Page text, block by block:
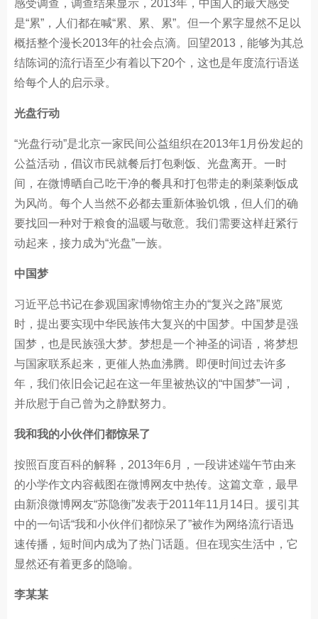
感受调查，调查结果显示，2013年，中国人的最大感受
是“累”，人们都在喊“累、累、累”。但一个累字显然不足以
概括整个漫长2013年的社会点滴。回望2013，能够为其总
结陈词的流行语至少有着以下20个，这也是年度流行语送
给每个人的启示录。
光盘行动
“光盘行动”是北京一家民间公益组织在2013年1月份发起的
公益活动，倡议市民就餐后打包剩饭、光盘离开。一时
间，在微博晒自己吃干净的餐具和打包带走的剩菜剩饭成
为风尚。每个人当然不必都去重新体验饥饿，但人们的确
要找回一种对于粮食的温暖与敬意。我们需要这样赶紧行
动起来，接力成为“光盘”一族。
中国梦
习近平总书记在参观国家博物馆主办的“复兴之路”展览
时，提出要实现中华民族伟大复兴的中国梦。中国梦是强
国梦，也是民族强大梦。梦想是一个神圣的词语，将梦想
与国家联系起来，更催人热血沸腾。即便时间过去许多
年，我们依旧会记起在这一年里被热议的“中国梦”一词，
并欣慰于自己曾为之静默努力。
我和我的小伙伴们都惊呆了
按照百度百科的解释，2013年6月，一段讲述端午节由来
的小学作文内容截图在微博网友中热传。这篇文章，最早
由新浪微博网友“苏隐衡”发表于2011年11月14日。援引其
中的一句话“我和小伙伴们都惊呆了”被作为网络流行语迅
速传播，短时间内成为了热门话题。但在现实生活中，它
显然还有着更多的隐喻。
李某某